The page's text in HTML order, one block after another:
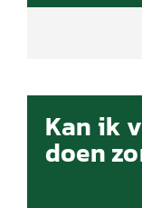
Kan ik
doen